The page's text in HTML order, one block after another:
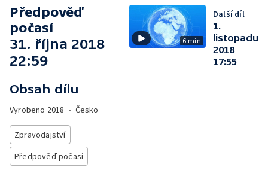
Předpověď
počasí
31. října 2018
22:59
Obsah dílu
Vyrobeno 2018 • Česko
Zpravodajství
Předpověď počasí
6 min
Další díl
1.
listopadu
2018
17:55